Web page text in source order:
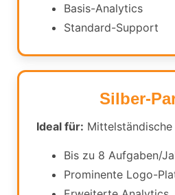
Basis-Analytics
Standard-Support
Silber-
Ideal für: Mittelständische
Bis zu 8 Aufgaben/
Prominente Logo-